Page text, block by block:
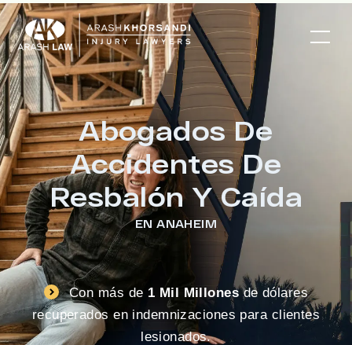
Abogados De
Accidentes De
Resbalón Y Caída
EN ANAHEIM
Con más de 1 Mil Millonesde dólares
recuperados en indemnizaciones para clientes
lesionados.